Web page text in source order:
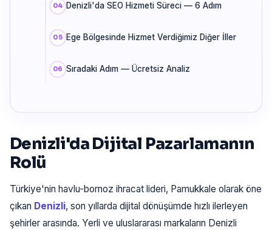
Denizli'da SEO Hizmeti Süreci — 6 Adım
Ege Bölgesinde Hizmet Verdiğimiz Diğer İller
Sıradaki Adım — Ücretsiz Analiz
Denizli'da Dijital Pazarlamanın
Rolü
Türkiye'nin havlu-bornoz ihracat lideri, Pamukkale olarak öne
çıkan Denizli, son yıllarda dijital dönüşümde hızlı ilerleyen
şehirler arasında. Yerli ve uluslararası markaların Denizli